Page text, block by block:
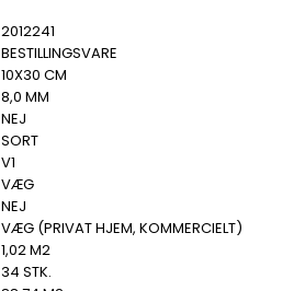
2012241
BESTILLINGSVARE
10X30 CM
8,0 MM
NEJ
SORT
V1
VÆG
NEJ
VÆG (PRIVAT HJEM, KOMMERCIELT)
1,02 M2
34 STK.